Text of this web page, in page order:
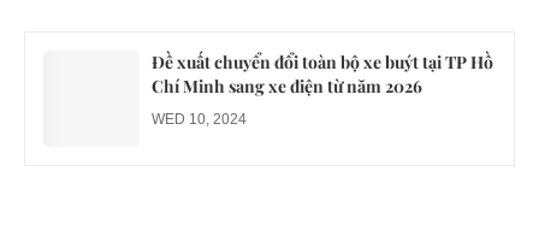
Đề xuất chuyển đổi toàn bộ xe buýt tại TP Hồ
Chí Minh sang xe điện từ năm 2026
WED 10, 2024